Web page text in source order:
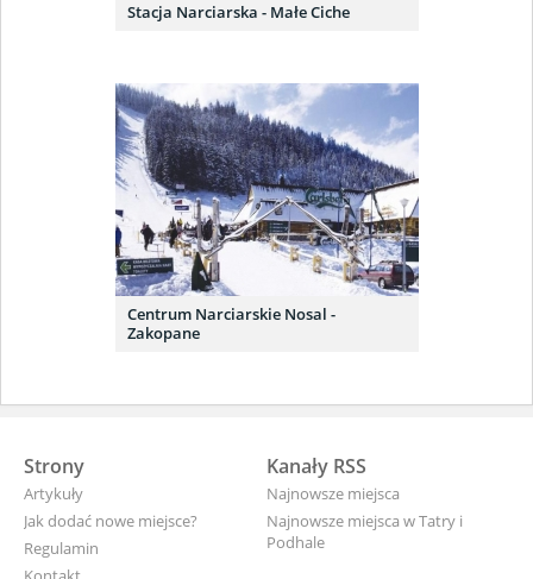
Stacja Narciarska - Małe Ciche
Centrum Narciarskie Nosal -
Zakopane
Strony
Artykuły
Jak dodać nowe miejsce?
Regulamin
Kanały RSS
Najnowsze miejsca
Najnowsze miejsca w Tatry i
Podhale